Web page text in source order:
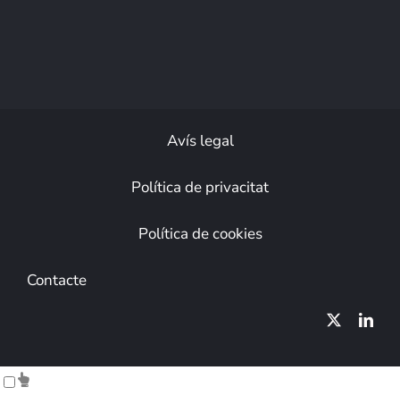
Avís legal
Política de privacitat
Política de cookies
Contacte